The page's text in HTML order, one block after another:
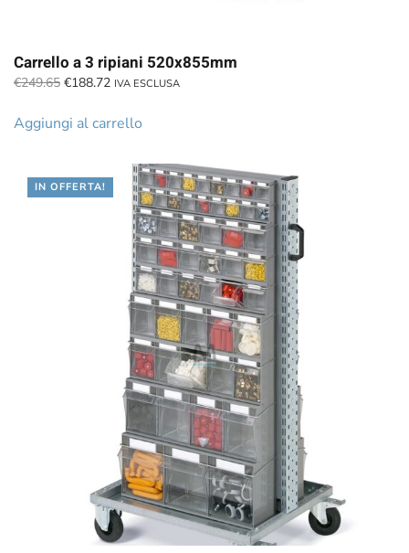
Carrello a 3 ripiani 520x855mm
€249.65 Il
originale
€188.72Il
attuale
IVA ESCLUSA
Aggiungi al carrello
IN OFFERTA!